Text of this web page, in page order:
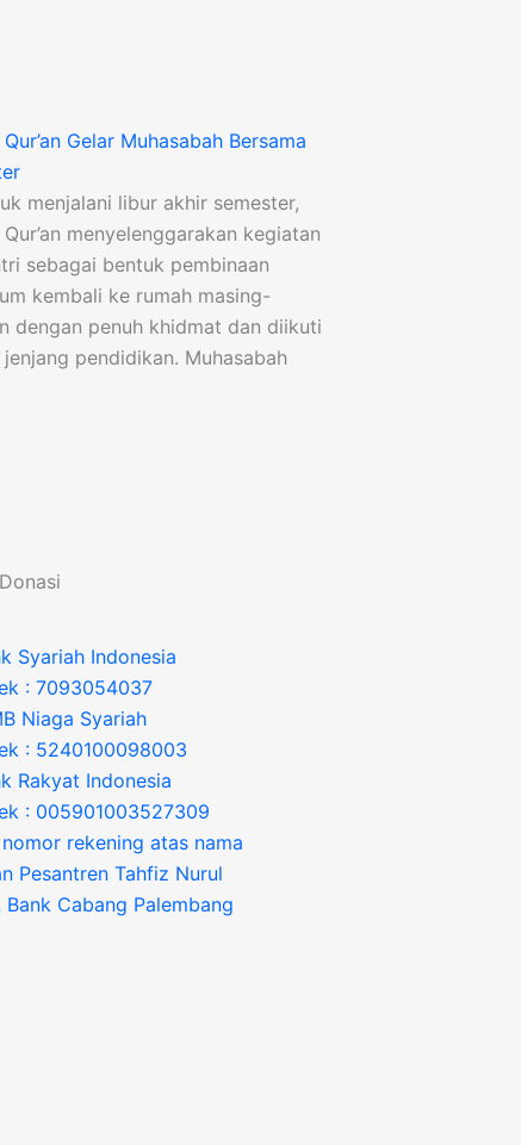
Gelar Muhasabah Bersama
menjalani libur akhir semester,
menyelenggarakan kegiatan
sebagai bentuk pembinaan
kembali ke rumah masing-
dengan penuh khidmat dan diikuti
pendidikan. Muhasabah
Syariah Indonesia
: 7093054037
Niaga Syariah
: 5240100098003
Rakyat Indonesia
: 005901003527309
rekening atas nama
Pesantren Tahfiz Nurul
Bank Cabang Palembang